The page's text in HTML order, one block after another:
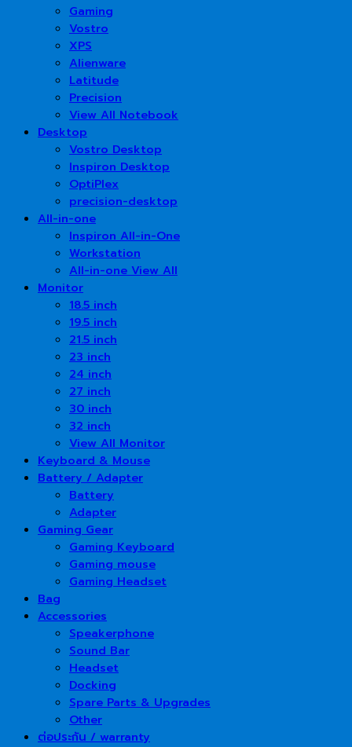
Gaming
Vostro
XPS
Alienware
Latitude
Precision
View All Notebook
Desktop
Vostro Desktop
Inspiron Desktop
OptiPlex
precision-desktop
All-in-one
Inspiron All-in-One
Workstation
All-in-one View All
Monitor
18.5 inch
19.5 inch
21.5 inch
23 inch
24 inch
27 inch
30 inch
32 inch
View All Monitor
Keyboard & Mouse
Battery / Adapter
Battery
Adapter
Gaming Gear
Gaming Keyboard
Gaming mouse
Gaming Headset
Bag
Accessories
Speakerphone
Sound Bar
Headset
Docking
Spare Parts & Upgrades
Other
ต่อประกัน / warranty